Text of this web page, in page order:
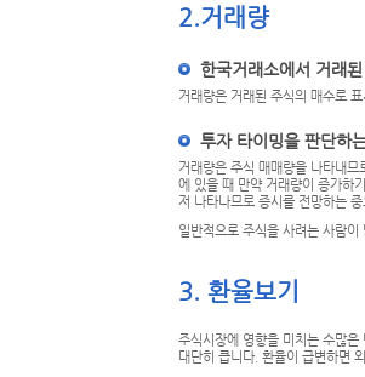
2.거래량
한국거래소에서 거래
거래량은 거래된 주식의 매수로
투자 타이밍을 판단하
거래량은 주식 매매량을 나타내
에 있을 때 만약 거래량이 증가하
저 나타나므로 증시를 전망하는
일반적으로 주식을 사려는 사람
3. 환율보기
주식시장에 영향을 미치는 수많
대단히 큽니다. 환율이 급변하면